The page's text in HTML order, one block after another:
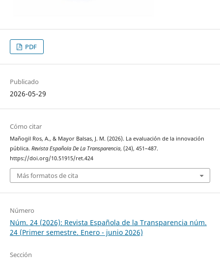
PDF
Publicado
2026-05-29
Cómo citar
Mañogil Ros, A., & Mayor Balsas, J. M. (2026). La evaluación de la innovación
pública. Revista Española De La Transparencia, (24), 451–487.
https://doi.org/10.51915/ret.424
Más formatos de cita
Número
Núm. 24 (2026): Revista Española de la Transparencia núm.
24 (Primer semestre. Enero - junio 2026)
Sección